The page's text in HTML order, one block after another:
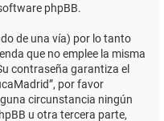
phpBB.
de una vía) por lo tanto
que no emplee la misma
contraseña garantiza el
por favor
circunstancia ningún
u otra tercera parte,